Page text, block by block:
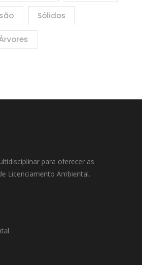
Sólidos
para oferecer as
Licenciamento Ambiental.